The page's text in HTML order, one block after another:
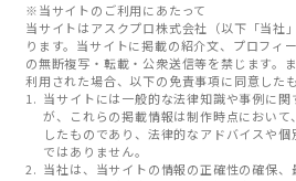
※当サイトのご利用にあたって
当サイトはアスクプロ株式会社（以下「当社
ります。当サイトに掲載の紹介文、プロフィ
の無断複写・転載・公衆送信等を禁じます。
利用された場合、以下の免責事項に同意した
当サイトには一般的な法律知識や事例に
が、これらの掲載情報は制作時点において
したものであり、法律的なアドバイスや
ではありません。
当社は、当サイトの情報の正確性の確保